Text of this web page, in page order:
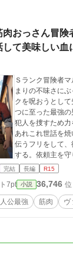
肉おっさん冒険
して美味しい血
Ｓランク冒険者
まりの不味さに
クを呪おうとして失敗し、彼の
つに至った最強
犯人を捜すため力を貸してほしいと。 仇を探す傍ら、
あれこれ世話を焼いた。で
伝うフリをして
する。依頼主を守
完結 長編 R15
7pt 小説 36,746
公最強 筋肉 ヴ